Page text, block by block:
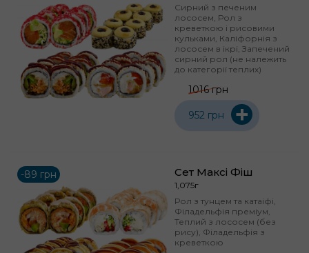
Сирний з печеним
лососем, Рол з
креветкою і рисовими
кульками, Каліфорнія з
лососем в ікрі, Запечений
сирний рол (не належить
до категорії теплих)
1016 грн
952 грн +
-89 грн Сет Максі Фіш
1,075г
Рол з тунцем та катаіфі,
Філадельфія преміум,
Теплий з лососем (без
рису), Філадельфія з
креветкою